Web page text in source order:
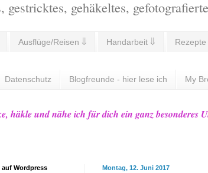
gestricktes, gehäkeltes,
Ausflüge/Reisen ⇓ Handarbeit ⇓ Rezepte
Datenschutz Blogfreunde - hier lese ich My
häkle und nähe ich für dich ein ganz
Montag, 12. Juni 2017
Wordpress